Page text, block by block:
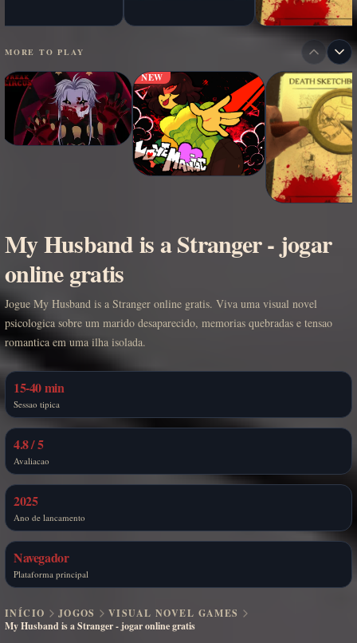
MORE TO PLAY
NEW
My Husband is a Stranger - jogar
online gratis
Jogue My Husband is a Stranger online gratis. Viva uma visual novel
psicologica sobre um marido desaparecido, memorias quebradas e tensao
romantica em uma ilha isolada.
15-40 min
Sessao tipica
4.8 / 5
Avaliacao
2025
Ano de lancamento
Navegador
Plataforma principal
INÍCIO JOGOS
VISUAL NOVEL GAMES
My Husband is a Stranger - jogar online gratis